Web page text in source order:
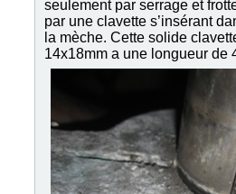
seulement par serrage et
par une clavette s’insérant
la mèche. Cette solide
14x18mm a une longueur de